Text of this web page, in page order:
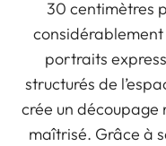
30 centimètres
portraits
structurés de
crée un découpage
maîtrisé. Grâce à